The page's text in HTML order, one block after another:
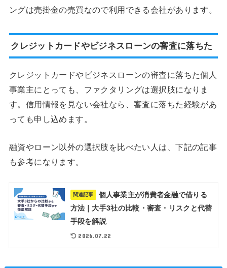
ングは売掛金の売買なので利用できる会社があります。
クレジットカードやビジネスローンの審査に落ちた
クレジットカードやビジネスローンの審査に落ちた個人
事業主にとっても、ファクタリングは選択肢になりま
す。信用情報を見ない会社なら、審査に落ちた経験があ
っても申し込めます。
融資やローン以外の選択肢を比べたい人は、下記の記事
も参考になります。
関連記事
個人事業主が消費者金融で借りる
方法｜大手3社の比較・審査・リスクと代替
手段を解説
2026.07.22